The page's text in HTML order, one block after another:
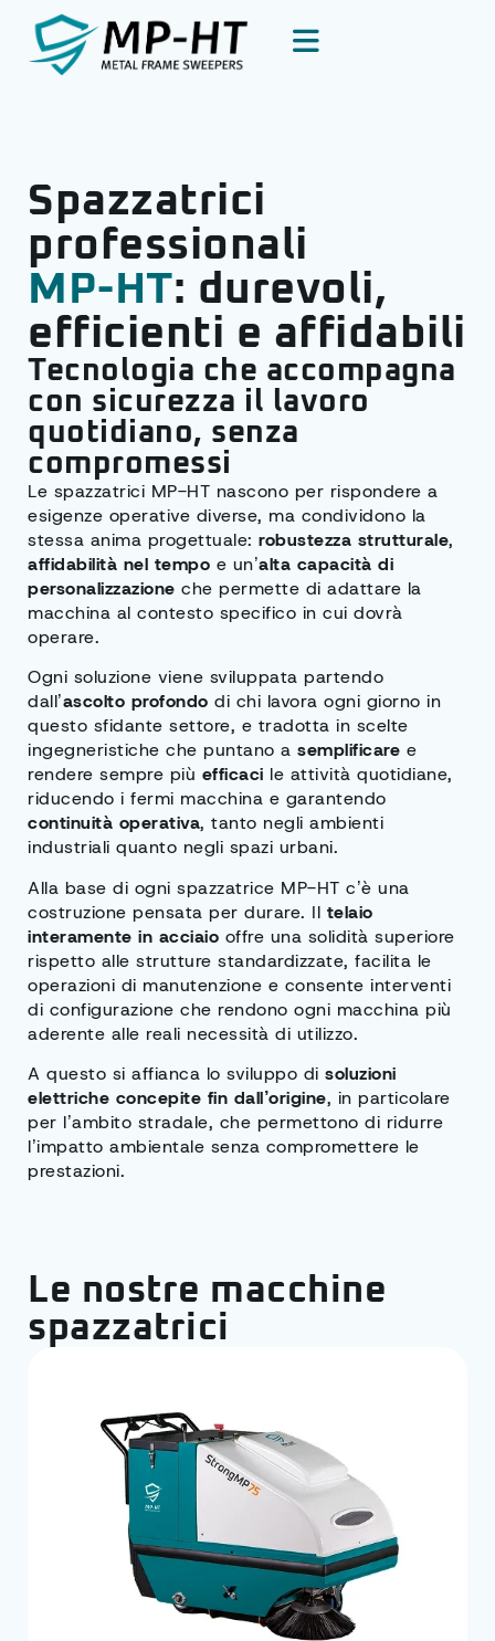
Spazzatrici
professionali
MP-HT: durevoli,
efficienti e affidabili
Tecnologia che accompagna
con sicurezza il lavoro
quotidiano, senza
compromessi
Le spazzatrici MP-HT nascono per rispondere a
esigenze operative diverse, ma condividono la
stessa anima progettuale: robustezza strutturale,
affidabilità nel tempo e un’alta capacità di
personalizzazione che permette di adattare la
macchina al contesto specifico in cui dovrà
operare.
Ogni soluzione viene sviluppata partendo
dall’ascolto profondo di chi lavora ogni giorno in
questo sfidante settore, e tradotta in scelte
ingegneristiche che puntano a semplificare e
rendere sempre più efficaci le attività quotidiane,
riducendo i fermi macchina e garantendo
continuità operativa, tanto negli ambienti
industriali quanto negli spazi urbani.
Alla base di ogni spazzatrice MP-HT c’è una
costruzione pensata per durare. Il telaio
interamente in acciaio offre una solidità superiore
rispetto alle strutture standardizzate, facilita le
operazioni di manutenzione e consente interventi
di configurazione che rendono ogni macchina più
aderente alle reali necessità di utilizzo.
A questo si affianca lo sviluppo di soluzioni
elettriche concepite fin dall’origine, in particolare
per l’ambito stradale, che permettono di ridurre
l’impatto ambientale senza compromettere le
prestazioni.
Le nostre macchine
spazzatrici